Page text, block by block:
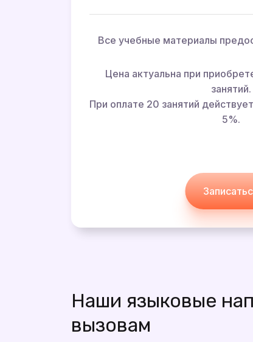
Все учебные материалы
Цена актуальна при
занятий.
При оплате 20 занятий
5%.
Наши языковые
вызовам